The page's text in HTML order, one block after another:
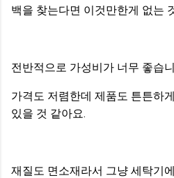
백을 찾는다면 이것만한게 없는
전반적으로 가성비가 너무 좋습
가격도 저렴한데 제품도 튼튼하
있을 것 같아요.
재질도 면소재라서 그냥 세탁기